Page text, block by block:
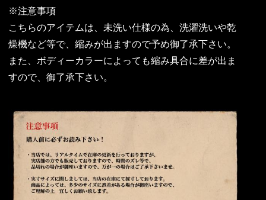
※注意事項
こちらのアイテムは、未洗い仕様の為、洗濯洗いや乾
燥機など等で、縮みが出ますので予め御了承下さい。
また、ボディーカラーによっても縮み具合に差が出ま
すので、御了承下さい。